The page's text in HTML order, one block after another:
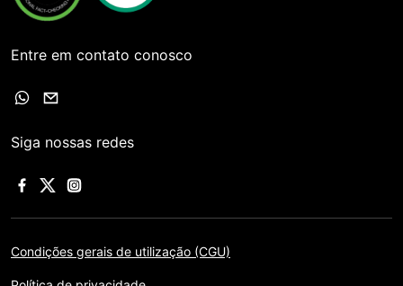
Entre em contato conosco
Siga nossas redes
Condições gerais de utilização (CGU)